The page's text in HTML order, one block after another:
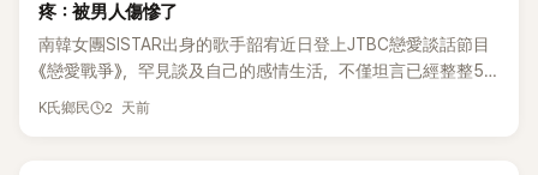
疼：被男人傷慘了
南韓女團SISTAR出身的歌手韶宥近日登上JTBC戀愛談話節目
《戀愛戰爭》，罕見談及自己的感情生活，不僅坦言已經整整5
年沒有談戀愛，更首度透露空窗至今的原因，全與上一段戀情
K氏鄉民 2 天前